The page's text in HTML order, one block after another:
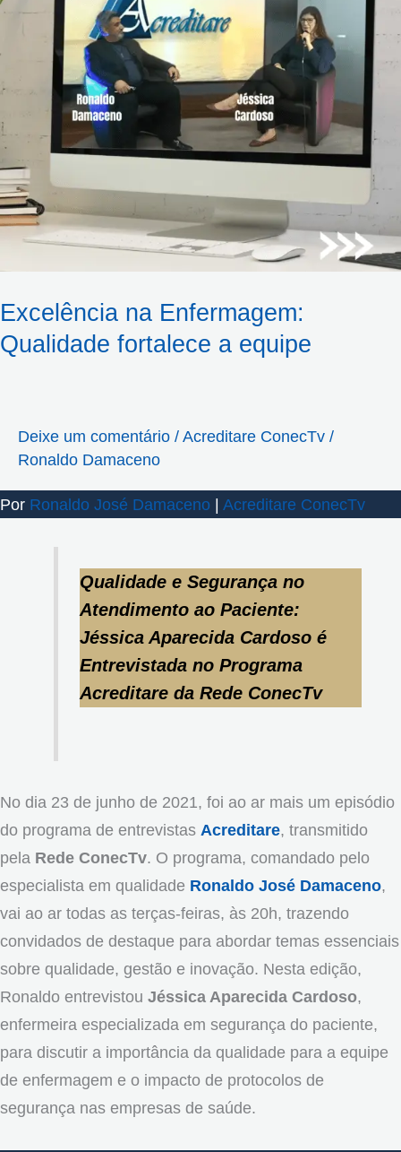
Excelência na Enfermagem:
Qualidade fortalece a equipe
Deixe um comentário /Acreditare ConecTv /
Ronaldo Damaceno
Por Ronaldo José Damaceno | Acreditare ConecTv
Qualidade e Segurança no
Atendimento ao Paciente:
Jéssica Aparecida Cardoso é
Entrevistada no Programa
Acreditare da Rede ConecTv
No dia 23 de junho de 2021, foi ao ar mais um episódio
do programa de entrevistas Acreditare, transmitido
pela Rede ConecTv. O programa, comandado pelo
especialista em qualidade Ronaldo José Damaceno,
vai ao ar todas as terças-feiras, às 20h, trazendo
convidados de destaque para abordar temas essenciais
sobre qualidade, gestão e inovação. Nesta edição,
Ronaldo entrevistou Jéssica Aparecida Cardoso,
enfermeira especializada em segurança do paciente,
para discutir a importância da qualidade para a equipe
de enfermagem e o impacto de protocolos de
segurança nas empresas de saúde.
equipe